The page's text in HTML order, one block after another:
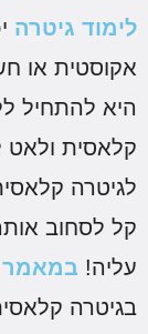
גיטרה
או
להתחיל
ולאט
קלאסית
לסחוב אותה
במאמר